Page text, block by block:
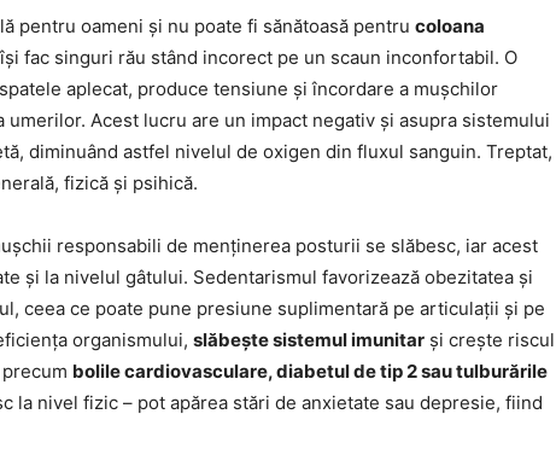
pentru oameni și nu poate fi sănătoasă pentru coloana
fac singuri rău stând incorect pe un scaun inconfortabil. O
aplecat, produce tensiune și încordare a mușchilor
Acest lucru are un impact negativ și asupra sistemului
diminuând astfel nivelul de oxigen din fluxul sanguin. Treptat,
fizică și psihică.
responsabili de menținerea posturii se slăbesc, iar acest
și la nivelul gâtului. Sedentarismul favorizează obezitatea și
ceea ce poate pune presiune suplimentară pe articulații și pe
organismului, slăbește sistemul imunitar și crește riscul
bolile cardiovasculare, diabetul de tip 2 sau tulburările
la nivel fizic – pot apărea stări de anxietate sau depresie, fiind